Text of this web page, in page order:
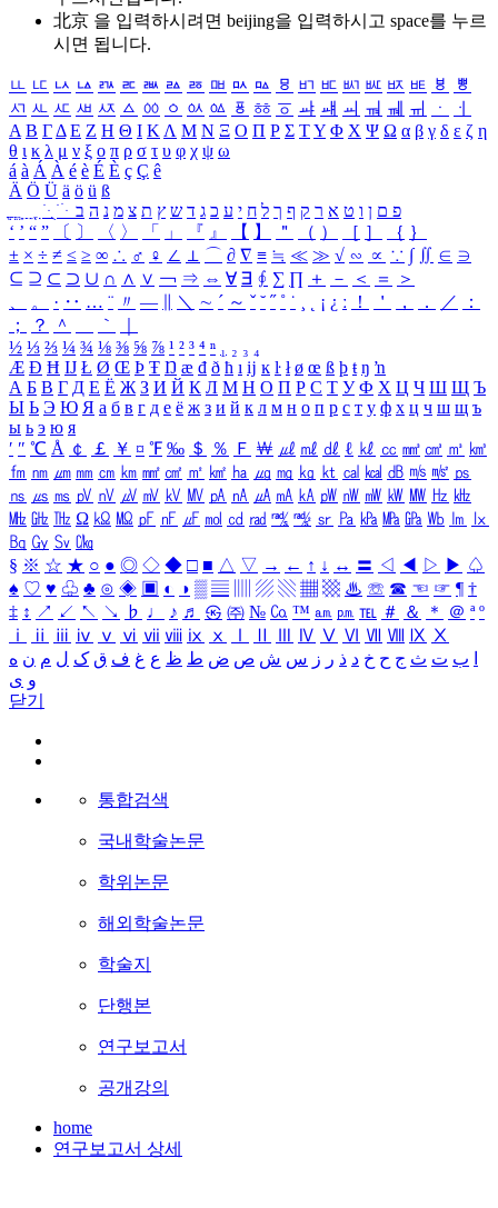
北京 을 입력하시려면 beijing을 입력하시고 space를 누르
시면 됩니다.
ㅥ ㅦ ㅧ ㅨ ㅩ ㅪ ㅫ ㅬ ㅭ ㅮ ㅯ ㅰ ㅱ ㅲ ㅳ ㅴ ㅵ ㅶ ㅷ ㅸ
ㅹ
ㅺ ㅻ ㅼ ㅽ ㅾ ㅿ ㆀ ㆁ ㆂ ㆃ ㆄ ㆅ ㆆ ㆇ ㆈ ㆉ ㆊ ㆋ ㆌ ㆍ
ㆎ
Α Β ΓΔ Ε Ζ Η Θ Ι ΚΛ Μ Ν Ξ Ο Π Ρ Σ ΤΥ Φ Χ Ψ Ω α β γ δ ε ζ η
θ ι κ λ μ ν ξ ο π ρ σ τ υ φ χ ψ ω
á à Á À é è É È ç Ç ê
Ä Ö Ü ä ö ü ß
ִֶֹ ֻּ ׁׂ פ ם ן ו ט א ר ק ף ך ל ח י ע כ ג ד ש ץ ת צ מ נ ה ב
‘ ’ “ ” 〔 〕 〈 〉 「 」 『 』 【 】 ＂ （ ） ［ ］ ｛ ｝
± × ÷ ≠ ≤ ≥ ∞ ∴ ♂ ♀ ∠ ⊥ ⌒ ∂ ∇ ≡ ≒ ≪ ≫ √ ∽ ∝ ∵ ∫ ∬ ∈ ∋
⊆ ⊇ ⊂ ⊃ ∪ ∩ ∧ ∨ ￢ ⇒ ⇔ ∀ ∃ ∮ ∑ ∏ ＋ － ＜ ＝
＞
、
。 · ‥ … ¨ 〃 ― ＼ ∼ ´ ～ ˇ ˘ ˝ ˚ ˙ ¸ ¡ ¿ ː ！ ＇ ， ． ／
：
；
？ ＾ ｀
½ ⅓ ⅔ ¼ ¾ ⅛ ⅜ ⅝ ⅞ ¹ ² ³ ⁴ ⁿ ₁ ₂ ₃ ₄
Æ Ð Ħ Ĳ Ł Ø Œ Þ Ŧ Ŋ æ đ ð ħ ı ĳ ĸ ŀ ł ø œ ß þ ŧ ŋ ŉ
А Б В Г Д Е Ё Ж З И Й К Л М Н О П Р С Т У Ф Х Ц Ч Ш Щ Ъ
Ы Ь Э Ю Я а б в г д е ё ж з и й к л м н о п р с т у ф х ц ч ш щ ъ
ы ь э ю я
′ ″ ℃ Å ￠ ￡ ￥ ¤ ℉ ‰ ＄ ％ Ｆ ￦ ㎕ ㎖ ㎗ ℓ ㎘ ㏄ ㎣ ㎤ ㎥ ㎦
㎙ ㎚ ㎛ ㎜ ㎝ ㎞ ㎟ ㎠ ㎡ ㎢ ㏊ ㎍ ㎎ ㎏ ㏏ ㎈ ㎉ ㏈ ㎧ ㎨ ㎰
㎱ ㎲ ㎳ ㎴ ㎵ ㎶ ㎷ ㎸ ㎹ ㎀ ㎁ ㎂ ㎃ ㎄ ㎺ ㎻ ㎽ ㎾ ㎿ ㎐ ㎑
㎒ ㎓ ㎔ Ω ㏀ ㏁ ㎊ ㎋ ㎌ ㏖ ㏅ ㎭ ㎮ ㎯ ㏛ ㎩ ㎪ ㎫ ㎬ ㏝ ㏐
㏓
㏃ ㏉ ㏜ ㏆
§ ※ ☆ ★ ○ ● ◎ ◇ ◆ □ ■ △ ▽ → ← ↑ ↓ ↔ 〓 ◁ ◀ ▷ ▶ ♤
♠ ♡ ♥ ♧ ♣ ⊙ ◈ ▣ ◐ ◑ ▒ ▤ ▨ ▧ ▦ ▩ ♨ ☏ ☎ ☜ ☞ ¶ †
‡ ↕ ↗ ↙ ↖ ↘ ♭ ♩ ♪ ♬ ㉿ ㈜ № ㏇ ™ ㏂ ㏘ ℡ ＃ ＆ ＊ ＠ ª º
ⅰ
ⅱ ⅲ ⅳ ⅴ ⅵ ⅶ ⅷ ⅸ ⅹ Ⅳ Ⅴ Ⅵ Ⅶ Ⅷ Ⅸ Ⅹ
ب ت ث ج ح خ د ذ ر ز س ش ص ض ط ظ ع غ ف ق ک ل م ن ه
و ی
닫기
통합검색
국내학술논문
학위논문
해외학술논문
학술지
단행본
연구보고서
공개강의
home
연구보고서 상세